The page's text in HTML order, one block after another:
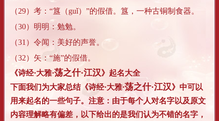
（29）考：“簋（guǐ）”的假借。簋，一种古铜制食器。
（30）明明：勉勉。
（31）令闻：美好的声誉。
（32）矢：“施”的假借。
《诗经·大雅·荡之什·江汉》起名大全
下面我们为大家总结《诗经·大雅·荡之什·江汉》 中可以
用来起名的一些句子。注意：由于每个人对名字以及原文
内容理解略有偏差，以下给出的是我们认为不错的名字，